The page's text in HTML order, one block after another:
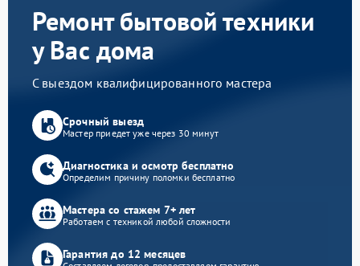
Ремонт бытовой техники
у Вас дома
С выездом квалифицированного мастера
Срочный выезд
Мастер приедет уже через 30 минут
Диагностика и осмотр бесплатно
Определим причину поломки бесплатно
Мастера со стажем 7+ лет
Работаем с техникой любой сложности
Гарантия до 12 месяцев